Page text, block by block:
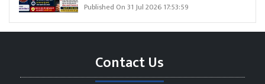
Published On 31 Jul 2026 17:53:59
Contact Us